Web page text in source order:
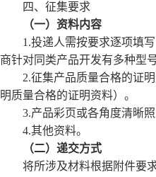
四、征集要求
（一）资料内容
1.投递人需按要求逐项填
商针对同类产品开发有多种型
2.征集产品质量合格的证
明质量合格的证明资料）。
3.产品彩页或各角度清晰
4.其他资料。
（二）递交方式
将所涉及材料根据附件要